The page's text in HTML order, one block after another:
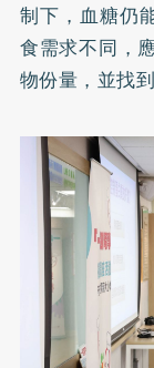
制下，血糖仍
食需求不同，
物份量，並找